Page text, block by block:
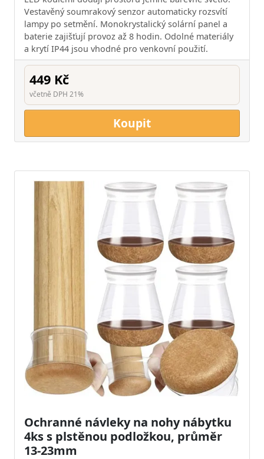
Vestavěný soumrakový senzor automaticky rozsvítí
lampy po setmění. Monokrystalický solární panel a
baterie zajišťují provoz až 8 hodin. Odolné materiály
a krytí IP44 jsou vhodné pro venkovní použití.
449 Kč
včetně DPH 21%
Koupit
Ochranné návleky na nohy nábytku
4ks s plstěnou podložkou, průměr
13-23mm